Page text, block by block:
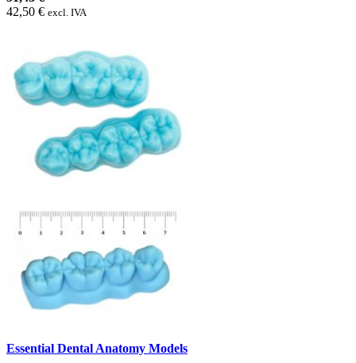
42,50 € excl. IVA
Essential Dental Anatomy Models